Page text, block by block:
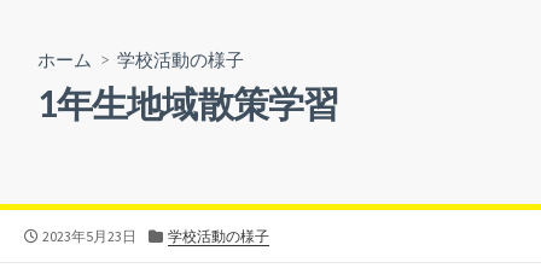
ホーム > 学校活動の様子
1年生地域散策学習
公
2023年5月23日
カ
学校活動の様子